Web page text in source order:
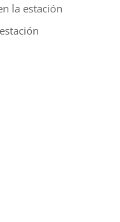
la estación